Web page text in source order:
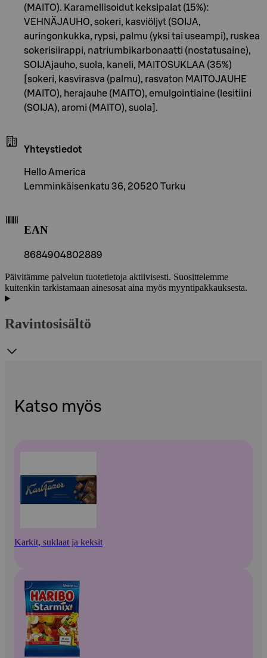
(MAITO). Karamellisoidut keksipalat (15%):
VEHNÄJAUHO, sokeri, kasviöljyt (SOIJA,
auringonkukka, rypsi, palmu (yksi tai useampi), ruskea
sokerisiirappi, natriumbikarbonaatti (nostatusaine),
SOIJAjauho, suola, kaneli, MAITOSUKLAA (35%)
[sokeri, kasvirasva (palmu), rasvaton MAITOJAUHE
(MAITO), herajauhe (MAITO), emulgointiaine (lesitiini
(SOIJA), aromi (MAITO), suola].
Yhteystiedot
Hello America
Lemminkäisenkatu 36, 20520 Turku
EAN
8684904802889
Päivitämme palvelun tuotetietoja aktiivisesti. Suosittelemme
kuitenkin tarkistamaan ainesosat aina myös myyntipakkauksesta.
Ravintosisältö
Katso myös
Karkit, suklaat ja keksit